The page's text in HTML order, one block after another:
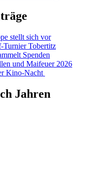
stellt sich vor
Turnier Tobertitz
Spenden
und Maifeuer 2026
Kino-Nacht
Jahren